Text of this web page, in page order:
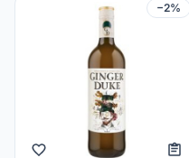
−2%